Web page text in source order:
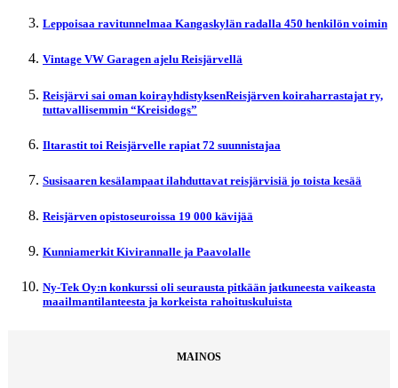
Leppoisaa ravitunnelmaa Kangaskylän radalla 450 henkilön voimin
Vintage VW Garagen ajelu Reisjärvellä
Reisjärvi sai oman koirayhdistyksenReisjärven koiraharrastajat ry,
tuttavallisemmin “Kreisidogs”
Iltarastit toi Reisjärvelle rapiat 72 suunnistajaa
Susisaaren kesälampaat ilahduttavat reisjärvisiä jo toista kesää
Reisjärven opistoseuroissa 19 000 kävijää
Kunniamerkit Kivirannalle ja Paavolalle
Ny-Tek Oy:n konkurssi oli seurausta pitkään jatkuneesta vaikeasta
maailmantilanteesta ja korkeista rahoituskuluista
MAINOS